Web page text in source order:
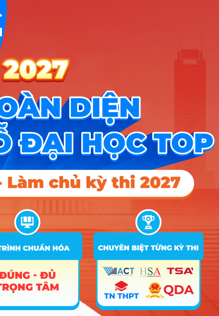
STT
Mã
ngành
1 7340101
Quản trị kinh
doanh
D01; X01; X02
Tài chính ngân
C00; C03; C04;
D01; X01; X02
3 7340301 Kế toán
C00; C03; C04;
D01; X01; X02
4 7480104
Hệ thống thông
A00; A01; C01;
D01; X02; X03;
X04
5 7510605
cung ứng
C00; C03; C04;
D01; X01; X02
Thiết kế nội
D01; X02; X03;
X04
7 7620105 Chăn nuôi
B00; B03; C02;
D01; X02; X03;